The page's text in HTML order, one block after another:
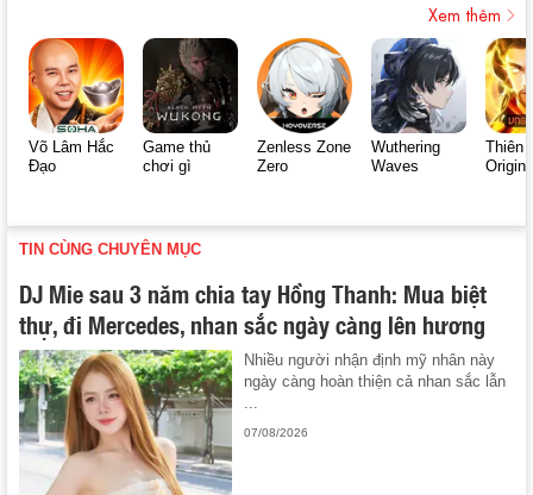
Xem thêm
Võ Lâm Hắc
Đạo
Game thủ
chơi gì
Zenless Zone
Zero
Wuthering
Waves
Thiên
Origin
TIN CÙNG CHUYÊN MỤC
DJ Mie sau 3 năm chia tay Hồng Thanh: Mua biệt
thự, đi Mercedes, nhan sắc ngày càng lên hương
Nhiều người nhận định mỹ nhân này
ngày càng hoàn thiện cả nhan sắc lẫn
07/08/2026